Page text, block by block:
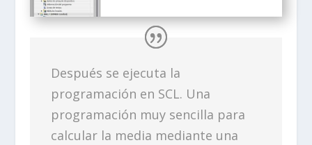
Después se ejecuta la
programación en SCL. Una
programación muy sencilla para
calcular la media mediante una